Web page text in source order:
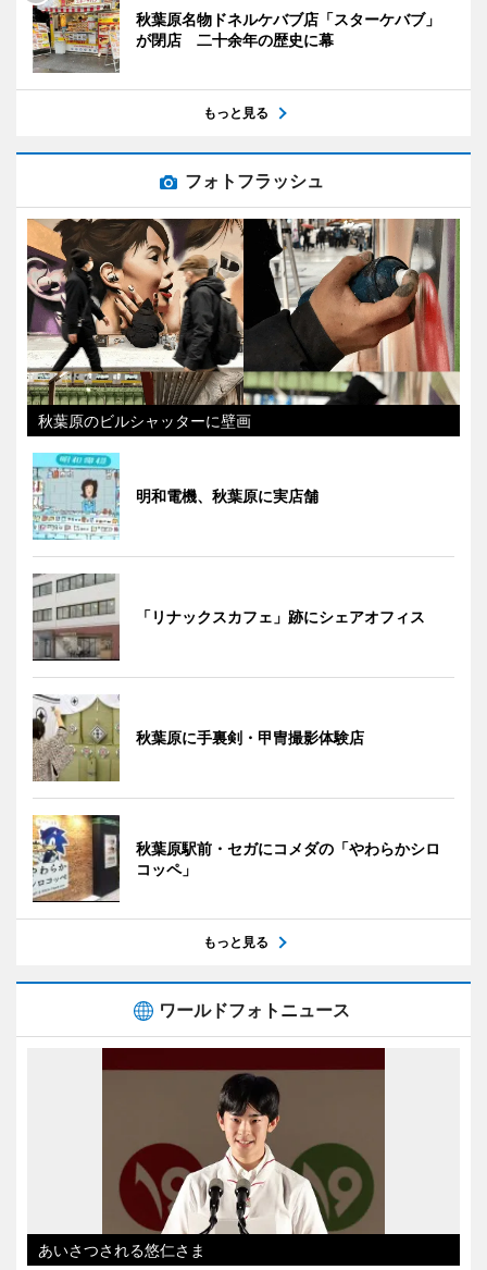
秋葉原名物ドネルケバブ店「スターケバブ」
が閉店 二十余年の歴史に幕
もっと見る
フォトフラッシュ
秋葉原のビルシャッターに壁画
明和電機、秋葉原に実店舗
「リナックスカフェ」跡にシェアオフィス
秋葉原に手裏剣・甲冑撮影体験店
秋葉原駅前・セガにコメダの「やわらかシロ
コッペ」
もっと見る
ワールドフォトニュース
あいさつされる悠仁さま